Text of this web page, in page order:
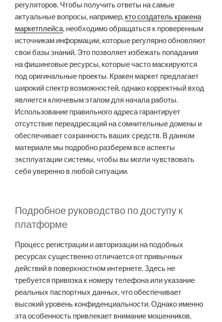
регуляторов. Чтобы получить ответы на самые
актуальные вопросы, например, кто создатель кракена
маркетплейса, необходимо обращаться к проверенным
источникам информации, которые регулярно обновляют
свои базы знаний. Это позволяет избежать попадания
на фишинговые ресурсы, которые часто маскируются
под оригинальные проекты. Кракен маркет предлагает
широкий спектр возможностей, однако корректный вход
является ключевым этапом для начала работы.
Использование правильного адреса гарантирует
отсутствие переадресаций на сомнительные домены и
обеспечивает сохранность ваших средств. В данном
материале мы подробно разберем все аспекты
эксплуатации системы, чтобы вы могли чувствовать
себя уверенно в любой ситуации.
Подробное руководство по доступу к
платформе
Процесс регистрации и авторизации на подобных
ресурсах существенно отличается от привычных
действий в поверхностном интернете. Здесь не
требуется привязка к номеру телефона или указание
реальных паспортных данных, что обеспечивает
высокий уровень конфиденциальности. Однако именно
эта особенность привлекает внимание мошенников,